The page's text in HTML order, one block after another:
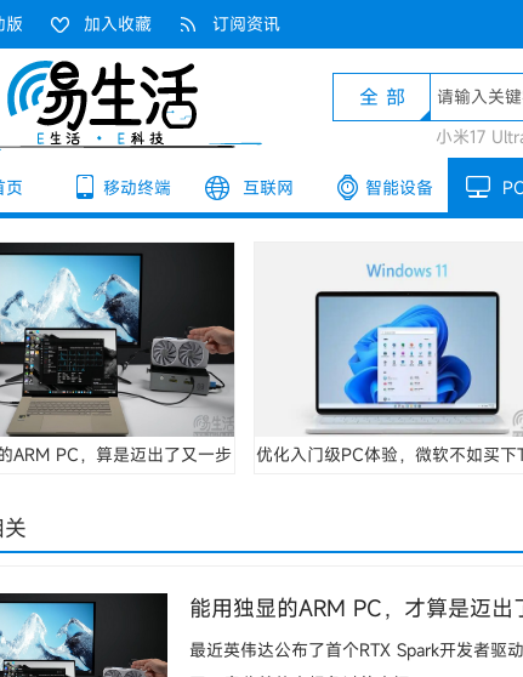
版 加入收藏 订阅资讯
全 部
小米17
页 移动终端 互联网 智能设备
ARM PC，算是迈出了又一步 优化入门级PC体验，微软不如买下
能用独显的ARM PC，才算是迈出
最近英伟达公布了首个RTX Spark开发者驱